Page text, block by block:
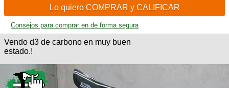
Bicicletas
Viajes
Dirt
Buscar
Ultimos
Fotos
Bicicletas
Bicicletas
Tandem
Videos
Cicloturismo
Lo quiero COMPRAR y CALIFICAR
Consejos para comprar en de forma segura
Vendo d3 de carbono en muy buen
estado.!